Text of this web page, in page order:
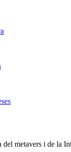
metavers i de la